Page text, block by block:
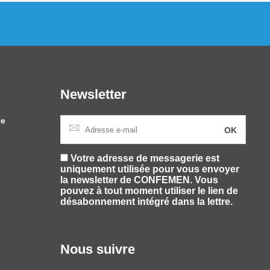
Newsletter
Votre adresse de messagerie est
uniquement utilisée pour vous envoyer
la newsletter de CONFEMEN. Vous
pouvez à tout moment utiliser le lien de
désabonnement intégré dans la lettre.
Nous suivre